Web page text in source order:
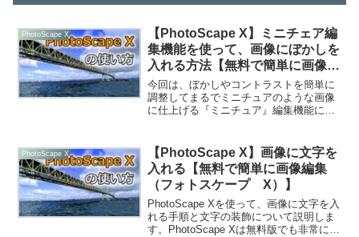
PhotoScape X
【PhotoScape X】ミニチェア編
集機能を使って、画像にぼかしを
入れる方法【無料で簡単に画像編
集（フォトスケープ X）】
今回は、ぼかしやコントラストを簡単に
調整してまるでミニチュアのような画像
に仕上げる『ミニチュア』編集機能につ
く入れることができるので、便利な機能
です。PhotoScap...
PhotoScape X
【PhotoScape X】画像に文字を
入れる【無料で簡単に画像編集
（フォトスケープ X）】
PhotoScape Xを使って、画像に文字を入
れる手順と文字の装飾について説明しま
す。PhotoScape Xは無料版でも非常に多